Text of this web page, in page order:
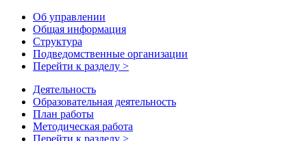
Об управлении
Общая информация
Структура
Подведомственные организации
Перейти к разделу >
Деятельность
Образовательная деятельность
План работы
Методическая работа
Перейти к разделу >